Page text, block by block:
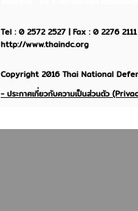
Tel : 0 2572 2527 | Fax : 0 2276
http://www.thaindc.org
Copyright 2016 Thai National
- ประกาศเกี่ยวกับความเป็นส่วนตัว